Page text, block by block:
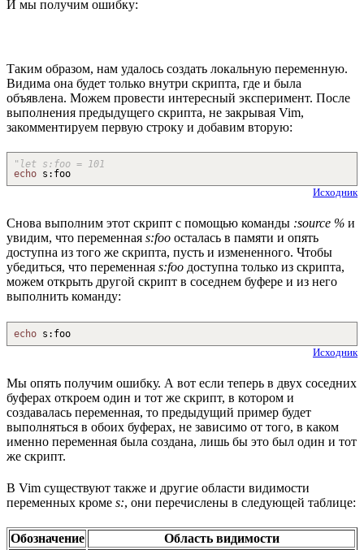
И мы получим ошибку:
Таким образом, нам удалось создать локальную переменную.
Видима она будет только внутри скрипта, где и была
объявлена. Можем провести интересный эксперимент. После
выполнения предыдущего скрипта, не закрывая Vim,
закомментируем первую строку и добавим вторую:
"let s:foo = 101
echo s : foo
Исходник
Снова выполним этот скрипт с помощью команды :source % и
увидим, что переменная s:foo осталась в памяти и опять
доступна из того же скрипта, пусть и измененного. Чтобы
убедиться, что переменная s:foo доступна только из скрипта,
можем открыть другой скрипт в соседнем буфере и из него
выполнить команду:
echo s : foo
Исходник
Мы опять получим ошибку. А вот если теперь в двух соседних
буферах откроем один и тот же скрипт, в котором и
создавалась переменная, то предыдущий пример будет
выполняться в обоих буферах, не зависимо от того, в каком
именно переменная была создана, лишь бы это был один и тот
же скрипт.
В Vim существуют также и другие области видимости
переменных кроме s:, они перечислены в следующей таблице:
Обозначение
Область видимости